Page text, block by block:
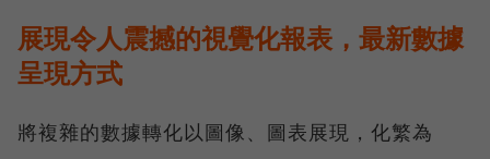
展現令人震撼的視覺化報表，最新數據
呈現方式
將複雜的數據轉化以圖像、圖表展現，化繁為